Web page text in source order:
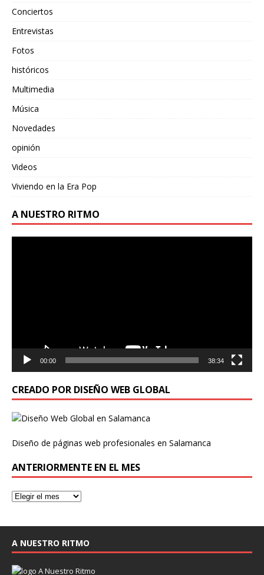
Conciertos
Entrevistas
Fotos
históricos
Multimedia
Música
Novedades
opinión
Videos
Viviendo en la Era Pop
A NUESTRO RITMO
00:00 38:34
CREADO POR DISEÑO WEB GLOBAL
Diseño de páginas web profesionales en Salamanca
ANTERIORMENTE EN EL MES
A NUESTRO RITMO